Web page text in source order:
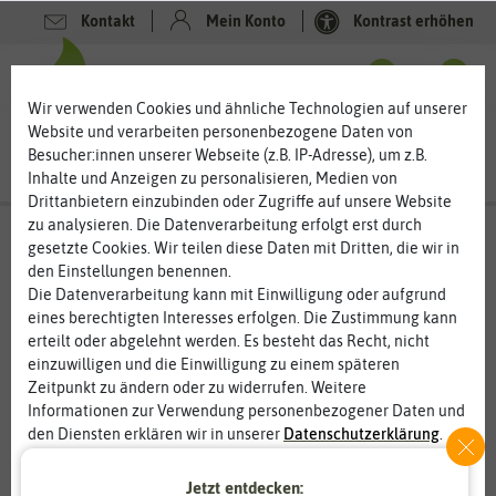
Kontakt Mein Konto Kontrast erhöhen
-50%
Wir verwenden Cookies und ähnliche Technologien auf unserer
Website und verarbeiten personenbezogene Daten von
Besucher:innen unserer Webseite (z.B. IP-Adresse), um z.B.
Inhalte und Anzeigen zu personalisieren, Medien von
Drittanbietern einzubinden oder Zugriffe auf unsere Website
zu analysieren. Die Datenverarbeitung erfolgt erst durch
gesetzte Cookies. Wir teilen diese Daten mit Dritten, die wir in
den Einstellungen benennen.
Die Datenverarbeitung kann mit Einwilligung oder aufgrund
eines berechtigten Interesses erfolgen. Die Zustimmung kann
erteilt oder abgelehnt werden. Es besteht das Recht, nicht
einzuwilligen und die Einwilligung zu einem späteren
Zeitpunkt zu ändern oder zu widerrufen. Weitere
Informationen zur Verwendung personenbezogener Daten und
den Diensten erklären wir in unserer Daten­schutz­erklärung
Statistik
Jetzt entdecken: